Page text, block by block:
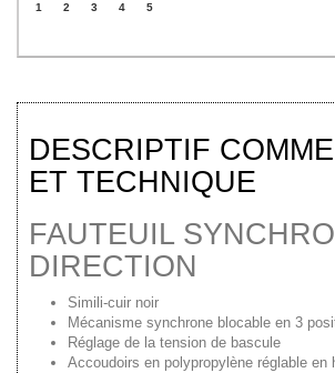
1 2 3 4 5
DESCRIPTIF
ET TECHNIQUE
FAUTEUIL
DIRECTION
Simili-cuir noir
Mécanisme synchrone blocable en 3
Réglage de la tension de bascule
Accoudoirs en polypropylène réglable en